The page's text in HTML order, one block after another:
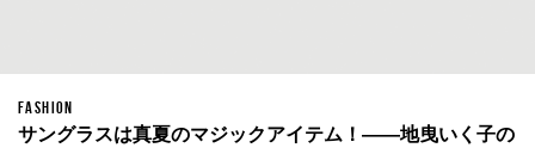
FASHION
サングラスは真夏のマジックアイテム！——地曳いく子の